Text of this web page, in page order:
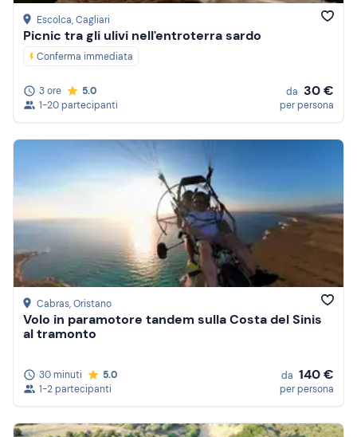
Escolca, Cagliari
Picnic tra gli ulivi nell'entroterra sardo
Conferma immediata
3 ore
5.0
1-20 partecipanti
da 30 €
per persona
Cabras, Oristano
Volo in paramotore tandem sulla Costa del Sinis
al tramonto
30 minuti
5.0
1-2 partecipanti
da 140 €
per persona